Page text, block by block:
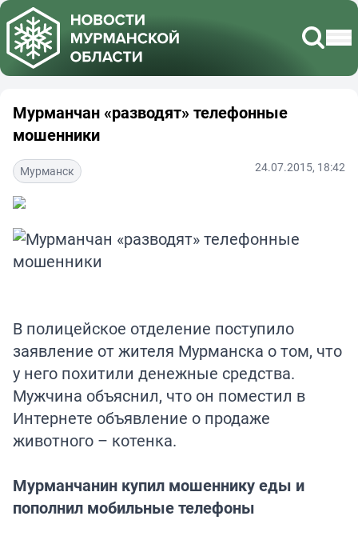
Мурманчан «разводят» телефонные
мошенники
Мурманск 24.07.2015, 18:42
В полицейское отделение поступило
заявление от жителя Мурманска о том, что
у него похитили денежные средства.
Мужчина объяснил, что он поместил в
Интернете объявление о продаже
животного – котенка.
Мурманчанин купил мошеннику еды и
пополнил мобильные телефоны